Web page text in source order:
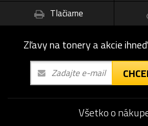
Tlačiarne
Zľavy na tonery a akcie
Všetko o